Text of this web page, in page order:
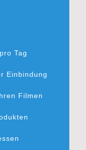
Tag
Einbindung
Filmen